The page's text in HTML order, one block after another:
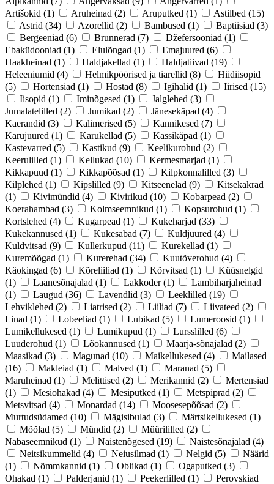
Artišokid (1) Aruheinad (2) Aruputked (1) Astilbed (15)
Astrid (34) Azorellid (2) Bambused (1) Baptiisiad (3)
Bergeeniad (6) Brunnerad (7) Džefersooniad (1)
Ebaküdooniad (1) Elulõngad (1) Emajuured (6)
Haakheinad (1) Haldjakellad (1) Haldjatiivad (19)
Heleeniumid (4) Helmikpöörised ja tiarellid (8)
Hiidiisopid
(5)
Hortensiad (1) Hostad (8) Igihalid (1) Iirised (15)
Iisopid (1) Iminõgesed (1) Jalglehed (3)
Jumalatelilled (2) Jumikad (2) Jänesekäpad (4)
Kaerandid (3) Kalimerised (5) Kannikesed (7)
Karujuured (1) Karukellad (5) Kassikäpad (1)
Kastevarred (5) Kastikud (9) Keelikurohud (2)
Keerulilled (1) Kellukad (10) Kermesmarjad (1)
Kikkapuud (1) Kikkapõõsad (1) Kilpkonnalilled (3)
Kilplehed (1) Kipslilled (9) Kitseenelad (9)
Kitsekakrad
(1)
Kivimündid (4) Kivirikud (10) Kobarpead (2)
Koerahambad (3) Kolmseemnikud (1) Kopsurohud (1)
Kortslehed (4) Kugarpead (1) Kukeharjad (33)
Kukekannused (1) Kukesabad (7) Kuldjuured (4)
Kuldvitsad (9) Kullerkupud (11) Kurekellad (1)
Kuremõõgad (1) Kurerehad (34) Kuutõverohud (4)
Käokingad (6) Kõreliiliad (1) Kõrvitsad (1)
Küüsnelgid
(1)
Laanesõnajalad (1) Lakkoder (1)
Lambiharjaheinad
(1)
Laugud (36) Lavendlid (3) Leeklilled (19)
Lehviklehed (2) Liatrised (2) Liiliad (7) Liivateed (2)
Linad (1) Lobeeliad (1) Lubikad (5) Lumeroosid (1)
Lumikellukesed (1) Lumikupud (1) Lursslilled (6)
Luuderohud (1) Lõokannused (1) Maarja-sõnajalad (2)
Maasikad (3) Magunad (10) Maikellukesed (4)
Mailased
(16)
Makleiad (1) Malved (1) Maranad (5)
Maruheinad (1) Melittised (2) Merikannid (2)
Mertensiad
(1)
Mesiohakad (4) Mesiputked (1) Metspiprad (2)
Metsvitsad (4) Monardad (14) Moosesepõõsad (2)
Murtudsüdamed (10) Mägisibulad (3) Märtsikellukesed (1)
Mõõlad (5) Mündid (2) Müürililled (2)
Nabaseemnikud (1) Naistenõgesed (19) Naistesõnajalad (4)
Neitsikummelid (4) Neiusilmad (1) Nelgid (5)
Näärid
(1)
Nõmmkannid (1) Oblikad (1) Ogaputked (3)
Ohakad (1) Palderjanid (1) Peekerlilled (1)
Perovskiad